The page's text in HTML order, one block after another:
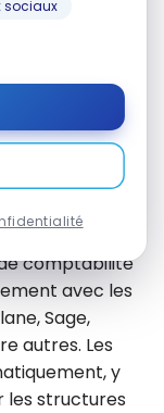
sociaux
échéances
de
comptabilité
avec les
Sage,
autres. Les
y
les structures